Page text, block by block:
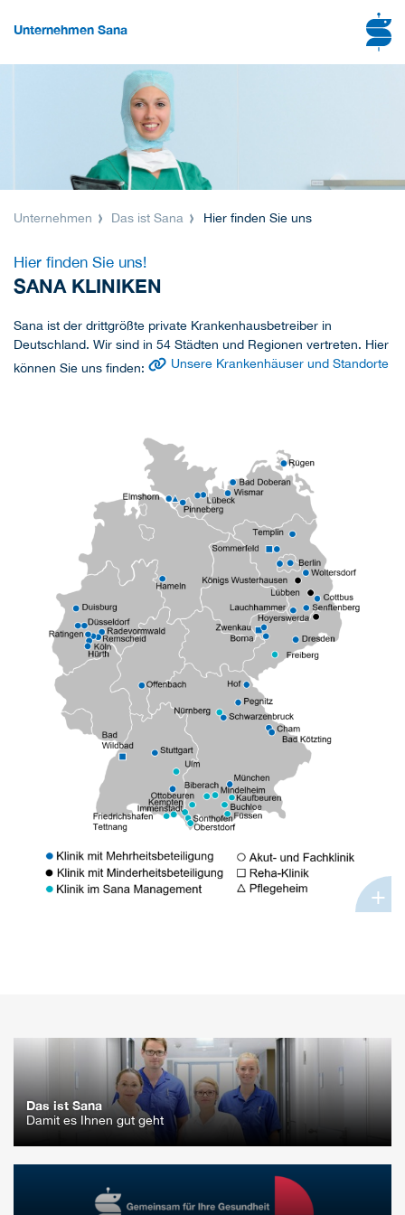
Unternehmen Sana
Unternehmen Das ist Sana Hier finden Sie uns
Hier finden Sie uns!
SANA KLINIKEN
Sana ist der drittgrößte private Krankenhausbetreiber in
Deutschland. Wir sind in 54 Städten und Regionen vertreten. Hier
können Sie uns finden:
Unsere Krankenhäuser und Standorte
+
Das ist Sana
Damit es Ihnen gut geht